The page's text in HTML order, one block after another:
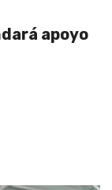
apoyo